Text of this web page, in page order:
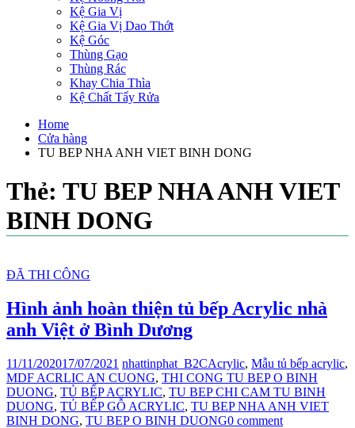
Kệ Gia Vị
Kệ Gia Vị Dao Thớt
Kệ Góc
Thùng Gạo
Thùng Rác
Khay Chia Thìa
Kệ Chất Tẩy Rửa
Home
Cửa hàng
TU BEP NHA ANH VIET BINH DONG
Thẻ: TU BEP NHA ANH VIET
BINH DONG
ĐÃ THI CÔNG
Hình ảnh hoàn thiện tủ bếp Acrylic nhà
anh Việt ở Bình Dương
11/11/202017/07/2021 nhattinphat_B2CAcrylic, Mẫu tủ bếp acrylic,
MDF ACRLIC AN CUONG, THI CONG TU BEP O BINH
DUONG, TỦ BẾP ACRYLIC, TU BEP CHI CAM TU BINH
DUONG, TỦ BẾP GỖ ACRYLIC, TU BEP NHA ANH VIET
BINH DONG, TU BEP O BINH DUONG0 comment